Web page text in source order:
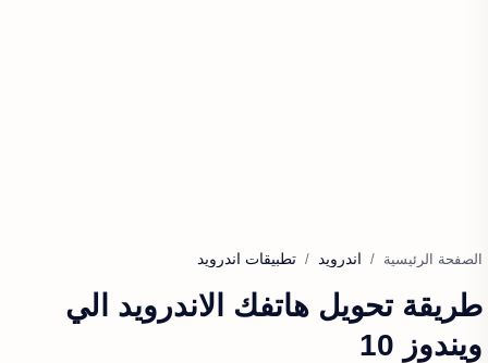
الصفحة الرئيسية اندرويد تطبيقات اندرويد
طريقة تحويل هاتفك الاندرويد الي
ويندوز 10